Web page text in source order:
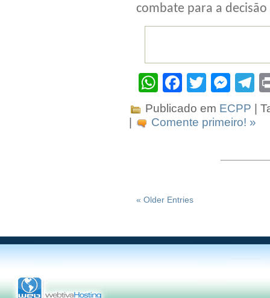
combate para a
WhatsApp
Facebook
Twitter
Publicado em ECPP |
Comente primeiro! »
« Older Entries